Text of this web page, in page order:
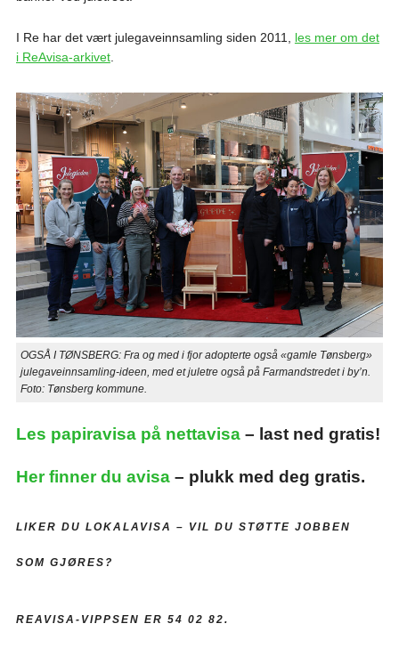
I Re har det vært julegaveinnsamling siden 2011, les mer om det
i ReAvisa-arkivet.
OGSÅ I TØNSBERG: Fra og med i fjor adopterte også «gamle Tønsberg»
julegaveinnsamling-ideen, med et juletre også på Farmandstredet i by’n.
Foto: Tønsberg kommune.
Les papiravisa på nettavisa– last ned gratis!
Her finner du avisa– plukk med deg gratis.
LIKER DU LOKALAVISA – VIL DU STØTTE JOBBEN
SOM GJØRES?
REAVISA-VIPPSEN ER 54 02 82.